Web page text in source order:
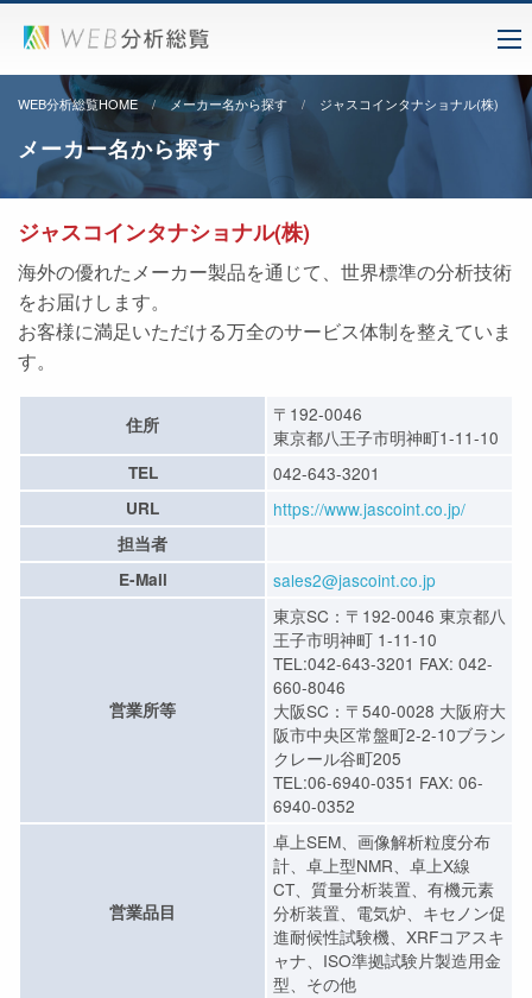
WEB分析総覧HOME メーカー名から探す ジャスコインタナショナル(株)
メーカー名から探す
ジャスコインタナショナル(株)
海外の優れたメーカー製品を通じて、世界標準の分析技術
をお届けします。
お客様に満足いただける万全のサービス体制を整えていま
す。
住所
〒192-0046
東京都八王子市明神町1-11-10
TEL 042-643-3201
URL https://www.jascoint.co.jp/
担当者
E-Mail
sales2@jascoint.co.jp
営業所等
東京SC：〒192-0046 東京都八
王子市明神町 1-11-10
TEL:042-643-3201 FAX: 042-
660-8046
大阪SC：〒540-0028 大阪府大
阪市中央区常盤町2-2-10ブラン
クレール谷町205
TEL:06-6940-0351 FAX: 06-
6940-0352
営業品目
卓上SEM、画像解析粒度分布
計、卓上型NMR、卓上X線
CT、質量分析装置、有機元素
分析装置、電気炉、キセノン促
進耐候性試験機、XRFコアスキ
ャナ、ISO準拠試験片製造用金
型、その他